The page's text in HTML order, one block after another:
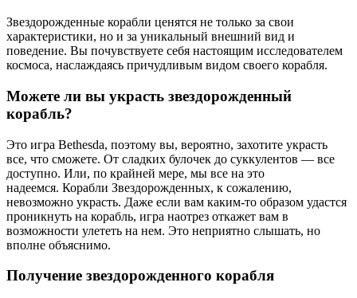
Звездорожденные корабли ценятся не только за свои
характеристики, но и за уникальный внешний вид и
поведение. Вы почувствуете себя настоящим исследователем
космоса, наслаждаясь причудливым видом своего корабля.
Можете ли вы украсть звездорожденный
корабль?
Это игра Bethesda, поэтому вы, вероятно, захотите украсть
все, что сможете. От сладких булочек до суккулентов — все
доступно. Или, по крайней мере, мы все на это
надеемся. Корабли Звездорожденных, к сожалению,
невозможно украсть. Даже если вам каким-то образом удастся
проникнуть на корабль, игра наотрез откажет вам в
возможности улететь на нем. Это неприятно слышать, но
вполне объяснимо.
Получение звездорожденного корабля